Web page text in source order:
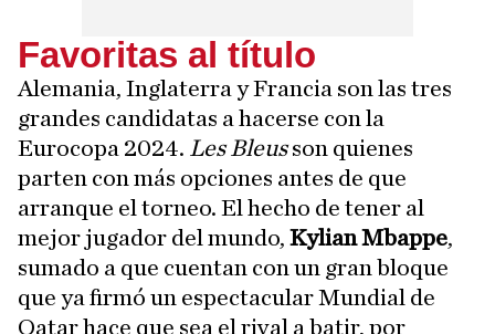
Favoritas al título
Alemania, Inglaterra y Francia son las tres
grandes candidatas a hacerse con la
Eurocopa 2024. Les Bleusson quienes
parten con más opciones antes de que
arranque el torneo. El hecho de tener al
mejor jugador del mundo, Kylian Mbappe,
sumado a que cuentan con un gran bloque
que ya firmó un espectacular Mundial de
Qatar hace que sea el rival a batir, por